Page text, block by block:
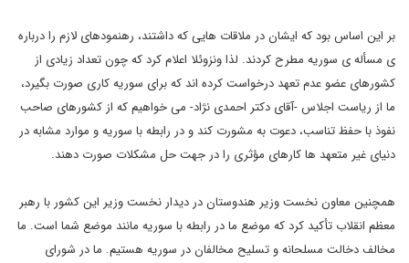
بر این اساس بود که ایشان در ملاقات هایی که داشتند، رهنمودهای لازم را درباره
ی مسأله ی سوریه مطرح کردند. لذا ونزوئلا اعلام کرد که چون تعداد زیادی از
کشورهای عضو عدم تعهد درخواست کرده اند که برای سوریه کاری صورت بگیرد،
ما از ریاست اجلاس -آقای دکتر احمدی نژاد- می خواهیم که از کشورهای صاحب
نفوذ با حفظ تناسب، دعوت به مشورت کند و در رابطه با سوریه و موارد مشابه در
دنیای غیر متعهد ها کارهای مؤثری را در جهت حل مشکلات صورت دهند.
همچنین معاون نخست وزیر هندوستان در دیدار نخست وزیر این کشور با رهبر
معظم انقلاب تأکید کرد که موضع ما در رابطه با سوریه مانند موضع شما است. ما
مخالف دخالت مسلحانه و تسلیح مخالفان در سوریه هستیم. ما در شورای